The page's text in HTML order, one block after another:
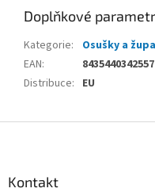
Doplňkové
Kategorie:
Osušky a
EAN:
8435440342557
Distribuce: EU
Kontakt